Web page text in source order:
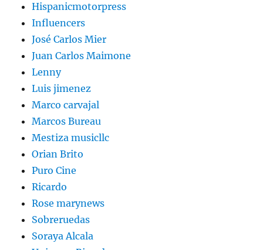
Hispanicmotorpress
Influencers
José Carlos Mier
Juan Carlos Maimone
Lenny
Luis jimenez
Marco carvajal
Marcos Bureau
Mestiza musicllc
Orian Brito
Puro Cine
Ricardo
Rose marynews
Sobreruedas
Soraya Alcala